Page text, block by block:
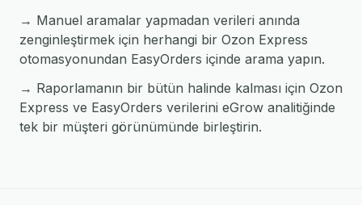
→ Manuel aramalar yapmadan verileri anında
zenginleştirmek için herhangi bir Ozon Express
otomasyonundan EasyOrders içinde arama yapın.
→ Raporlamanın bir bütün halinde kalması için Ozon
Express ve EasyOrders verilerini eGrow analitiğinde
tek bir müşteri görünümünde birleştirin.